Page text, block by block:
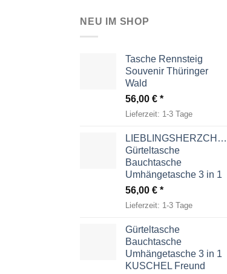
NEU IM SHOP
Tasche Rennsteig
Souvenir Thüringer
Wald
56,00 €
Lieferzeit: 1-3 Tage
LIEBLINGSHERZCHEN
Gürteltasche
Bauchtasche
Umhängetasche 3 in 1
56,00 €
Lieferzeit: 1-3 Tage
Gürteltasche
Bauchtasche
Umhängetasche 3 in 1
KUSCHEL Freund